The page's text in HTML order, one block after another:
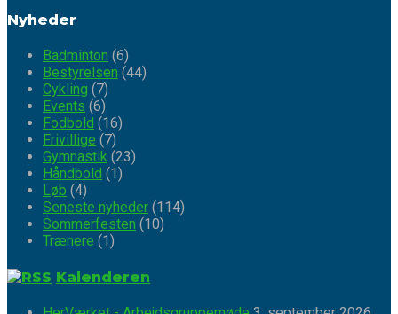
Nyheder
Badminton (6)
Bestyrelsen (44)
Cykling (7)
Events (6)
Fodbold (16)
Frivillige (7)
Gymnastik (23)
Håndbold (1)
Løb (4)
Seneste nyheder (114)
Sommerfesten (10)
Trænere (1)
Kalenderen